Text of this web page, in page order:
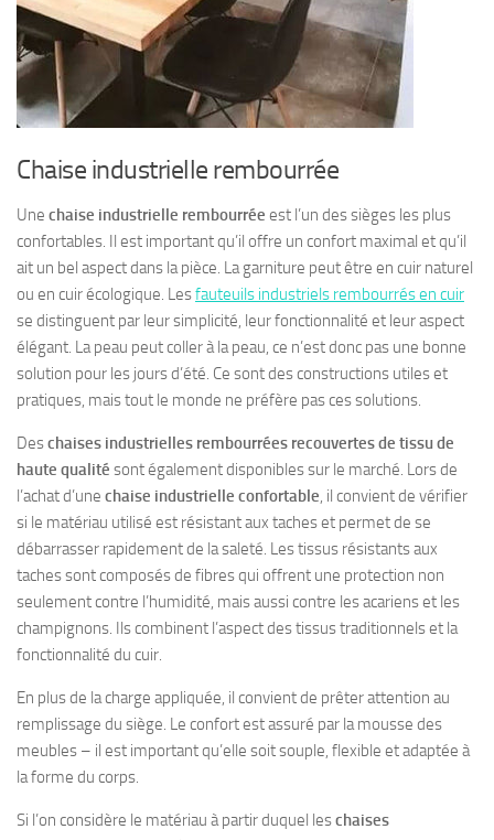
Chaise industrielle rembourrée
Une chaise industrielle rembourrée est l’un des sièges les plus
confortables. Il est important qu’il offre un confort maximal et qu’il
ait un bel aspect dans la pièce. La garniture peut être en cuir naturel
ou en cuir écologique. Lesfauteuils industriels rembourrés en cuir
se distinguent par leur simplicité, leur fonctionnalité et leur aspect
élégant. La peau peut coller à la peau, ce n’est donc pas une bonne
solution pour les jours d’été. Ce sont des constructions utiles et
pratiques, mais tout le monde ne préfère pas ces solutions.
Deschaises industrielles rembourrées recouvertes de tissu de
haute qualité sont également disponibles sur le marché. Lors de
l’achat d’une chaise industrielle confortable, il convient de vérifier
si le matériau utilisé est résistant aux taches et permet de se
débarrasser rapidement de la saleté. Les tissus résistants aux
taches sont composés de fibres qui offrent une protection non
seulement contre l’humidité, mais aussi contre les acariens et les
champignons. Ils combinent l’aspect des tissus traditionnels et la
fonctionnalité du cuir.
En plus de la charge appliquée, il convient de prêter attention au
remplissage du siège. Le confort est assuré par la mousse des
meubles – il est important qu’elle soit souple, flexible et adaptée à
la forme du corps.
Si l’on considère le matériau à partir duquel leschaises